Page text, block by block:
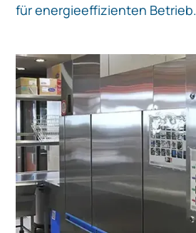
für energieeffizienten Betrieb.